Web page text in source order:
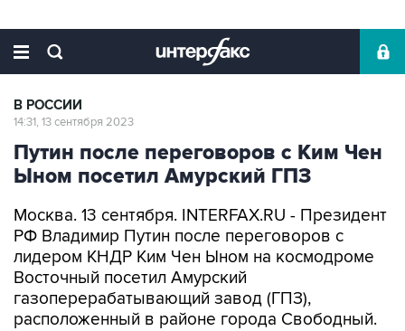
В РОССИИ
14:31, 13 сентября 2023
Путин после переговоров с Ким Чен
Ыном посетил Амурский ГПЗ
Москва. 13 сентября. INTERFAX.RU - Президент
РФ Владимир Путин после переговоров с
лидером КНДР Ким Чен Ыном на космодроме
Восточный посетил Амурский
газоперерабатывающий завод (ГПЗ),
расположенный в районе города Свободный.